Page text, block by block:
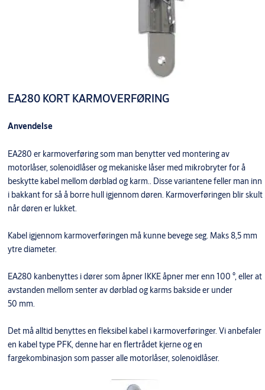
EA280 KORT KARMOVERFØRING
Anvendelse
EA280 er karmoverføring som man benytter ved montering av
motorlåser, solenoidlåser og mekaniske låser med mikrobryter for å
beskytte kabel mellom dørblad og karm.. Disse variantene feller man inn
i bakkant for så å borre hull igjennom døren. Karmoverføringen blir skult
når døren er lukket.
Kabel igjennom karmoverføringen må kunne bevege seg. Maks 8,5 mm
ytre diameter.
EA280 kanbenyttes i dører som åpner IKKE åpner mer enn 100 °, eller at
avstanden mellom senter av dørblad og karms bakside er under
50 mm.
Det må alltid benyttes en fleksibel kabel i karmoverføringer. Vi anbefaler
en kabel type PFK, denne har en flertrådet kjerne og en
fargekombinasjon som passer alle motorlåser, solenoidlåser.